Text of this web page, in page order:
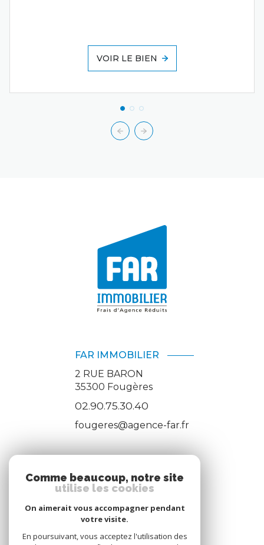
VOIR LE BIEN
FAR IMMOBILIER
2 RUE BARON
35300 Fougères
02.90.75.30.40
fougeres@agence-far.fr
ADHÉRENTS
Nous adhérons
Comme beaucoup, notre site
utilise les cookies
On aimerait vous accompagner pendant
votre visite.
En poursuivant, vous acceptez l'utilisation des